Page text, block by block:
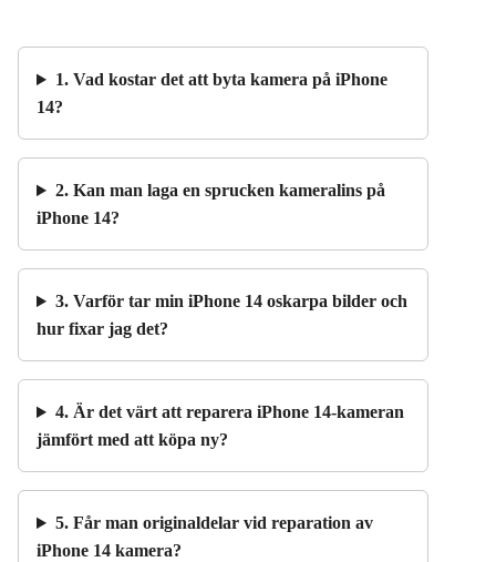
1. Vad kostar det att byta kamera på iPhone
14?
2. Kan man laga en sprucken kameralins på
iPhone 14?
3. Varför tar min iPhone 14 oskarpa bilder och
hur fixar jag det?
4. Är det värt att reparera iPhone 14-kameran
jämfört med att köpa ny?
5. Får man originaldelar vid reparation av
iPhone 14 kamera?